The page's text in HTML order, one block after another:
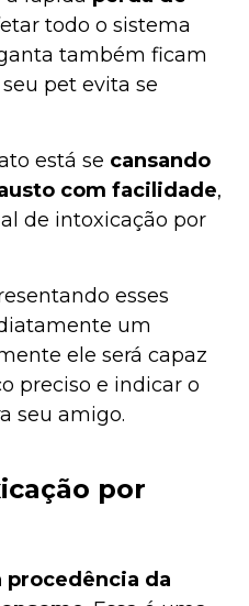
todo o sistema
também ficam
pet evita se
está se cansando
com facilidade,
de intoxicação por
esses
um
ele será capaz
preciso e indicar o
seu amigo.
por
procedência da